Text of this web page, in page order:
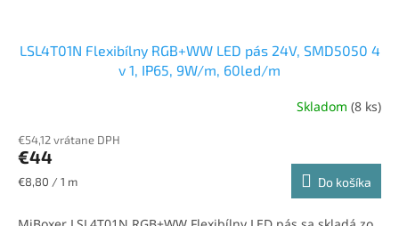
LSL4T01N Flexibílny RGB+WW LED pás 24V, SMD5050 4
v 1, IP65, 9W/m, 60led/m
Skladom (8 ks)
€54,12 vrátane DPH
€44
Jednotková
€8,80 / 1 m Do košíka